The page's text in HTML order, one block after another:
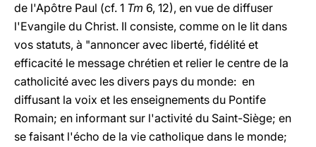
de l'Apôtre Paul (cf. 1 Tm 6, 12), en vue de diffuser
l'Evangile du Christ. Il consiste, comme on le lit dans
vos statuts, à "annoncer avec liberté, fidélité et
efficacité le message chrétien et relier le centre de la
catholicité avec les divers pays du monde: en
diffusant la voix et les enseignements du Pontife
Romain; en informant sur l'activité du Saint-Siège; en
se faisant l'écho de la vie catholique dans le monde;